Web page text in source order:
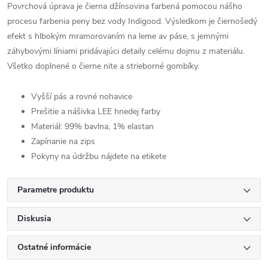
Povrchová úprava je čierna džínsovina farbená pomocou nášho
procesu farbenia peny bez vody Indigood. Výsledkom je čiernošedý
efekt s hlbokým mramorovaním na leme av páse, s jemnými
záhybovými líniami pridávajúci detaily celému dojmu z materiálu.
Všetko doplnené o čierne nite a strieborné gombíky.
Vyšší pás a rovné nohavice
Prešitie a nášivka LEE hnedej farby
Materiál: 99% bavlna, 1% elastan
Zapínanie na zips
Pokyny na údržbu nájdete na etikete
Parametre produktu
Diskusia
Ostatné informácie